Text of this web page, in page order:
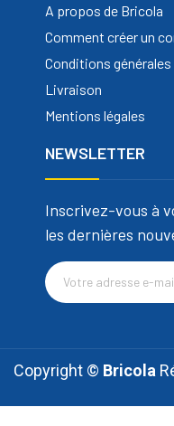
A propos de Bricola
Comment créer un
Conditions
Livraison
Mentions légales
NEWSLETTER
Inscrivez-vous à
les dernières
Copyright © Bricola